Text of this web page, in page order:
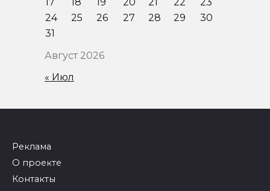
Август 2026
24
25 26 27 28 29
30
31
« Июл
Реклама
О проекте
Контакты